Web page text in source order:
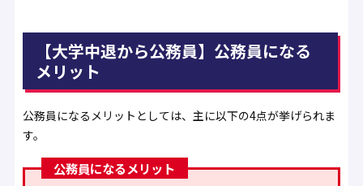
【大学中退から公務員】公務員になる
メリット
公務員になるメリットとしては、主に以下の4点が挙げられま
す。
公務員になるメリット